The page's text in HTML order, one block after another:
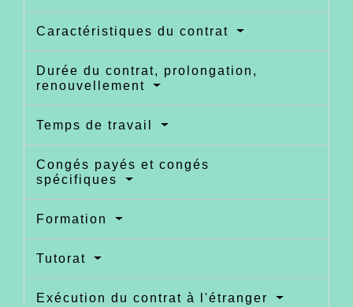
Caractéristiques du contrat
Durée du contrat, prolongation,
renouvellement
Temps de travail
Congés payés et congés
spécifiques
Formation
Tutorat
Exécution du contrat à l'étranger